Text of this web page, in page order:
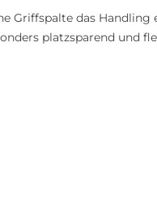
Griffspalte das
platzsparend und